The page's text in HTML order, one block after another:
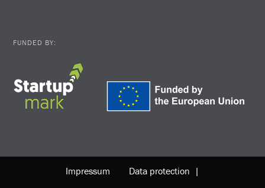
FUNDED BY:
Impressum Data protection |